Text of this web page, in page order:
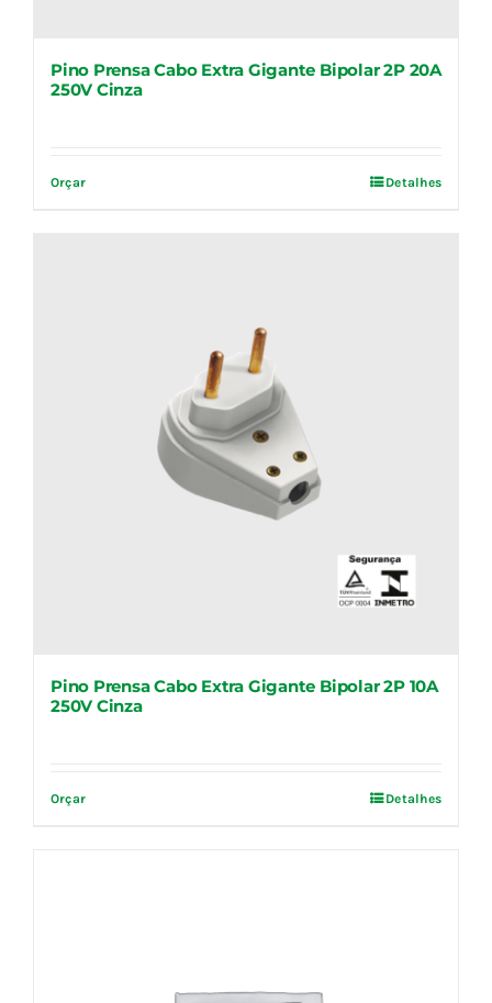
Pino Prensa Cabo Extra Gigante Bipolar 2P 20A
250V Cinza
Orçar Detalhes
Pino Prensa Cabo Extra Gigante Bipolar 2P 10A
250V Cinza
Orçar Detalhes